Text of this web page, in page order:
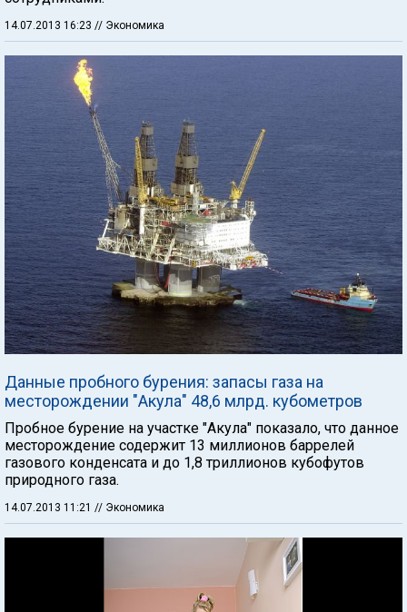
14.07.2013 16:23 // Экономика
Данные пробного бурения: запасы газа на
месторождении "Акула" 48,6 млрд. кубометров
Пробное бурение на участке "Акула" показало, что данное
месторождение содержит 13 миллионов баррелей
газового конденсата и до 1,8 триллионов кубофутов
природного газа.
14.07.2013 11:21 // Экономика